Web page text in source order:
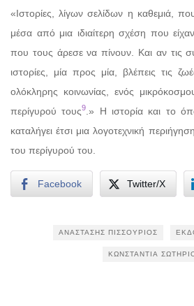
«Ιστορίες, λίγων σελίδων η καθεμιά,
μέσα από μια ιδιαίτερη σχέση που
που τους άρεσε να πίνουν. Και αν τις
ιστορίες, μία προς μία, βλέπεις τις
ολόκληρης κοινωνίας, ενός
περίγυρού τους9 .» Η ιστορία και το
καταλήγει έτσι μια λογοτεχνική
του περίγυρού του.
Facebook Twitter/X
ΑΝΑΣΤΆΣΗΣ ΠΙΣΣΟΎΡΙΟΣ
ΚΩΝΣΤΑΝΤΊΑ